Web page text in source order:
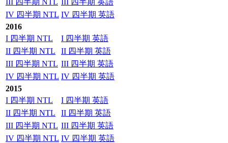
IV 四半期 NTL IV 四半期 英語
2016
I 四半期 NTL
I 四半期 英語
II 四半期 NTL
II 四半期 英語
III 四半期 NTL III 四半期 英語
IV 四半期 NTL IV 四半期 英語
2015
I 四半期 NTL
I 四半期 英語
II 四半期 NTL
II 四半期 英語
III 四半期 NTL III 四半期 英語
IV 四半期 NTL IV 四半期 英語